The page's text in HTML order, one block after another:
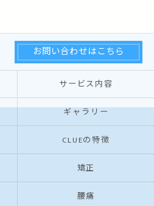
お問い合わせはこちら
サービス内容
ギャラリー
CLUEの特徴
矯正
腰痛